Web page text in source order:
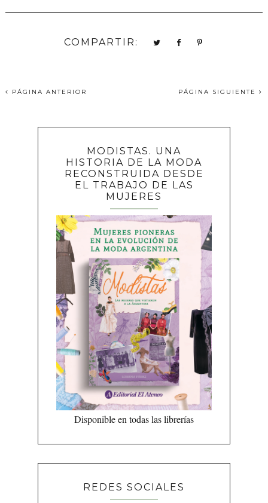
COMPARTIR:
PÁGINA ANTERIOR PÁGINA SIGUIENTE
MODISTAS. UNA
HISTORIA DE LA MODA
RECONSTRUIDA DESDE
EL TRABAJO DE LAS
MUJERES
Disponible en todas las librerías
REDES SOCIALES